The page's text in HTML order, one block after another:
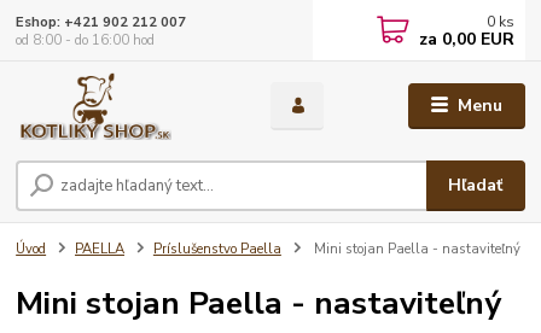
Menu
Hľadať
Eshop: +421 902 212 007
od 8:00 - do 16:00 hod
0 ks
za 0,00 EUR
Úvod PAELLA Príslušenstvo Paella Mini stojan Paella - nastaviteľný
Mini stojan Paella - nastaviteľný